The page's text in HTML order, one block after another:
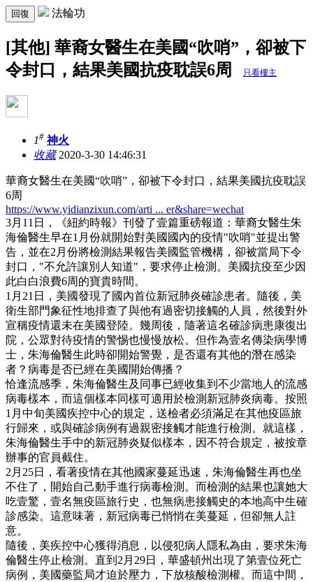
回復 法輪功
[其他] 華裔女醫生在美國“吹哨”，卻被下
令封口，結果美國抗疫耽誤6周
只看樓主
1# 神火
收藏2020-3-30 14:46:31
華裔女醫生在美國“吹哨”，卻被下令封口，結果美國抗疫耽誤
6周
https://www.yidianzixun.com/arti ... er&share=wechat
3月11日，《紐約時報》刊發了壹篇重磅報道：華裔女醫生朱
海倫醫生早在1月份就開始對美國國內的疫情"吹哨"並提出警
告，並在2月份將檢測結果報告美國監管機構，卻被當局下令
封口，"不允許讓別人知道"，要求停止檢測。美國抗疫至少因
此白白浪費6周的寶貴時間。
1月21日，美國發現了國內首位新冠肺炎確診患者。隨後，美
衛生部門象征性地排查了與他有過密切接觸的人員，然後對外
宣稱疫情還未在美國登陸。幾周後，隨著這名確診病患康復出
院，公眾對待疫情的警惕也慢慢放松。但作為壹名傳染病學博
士，朱海倫醫生此時卻開始警覺，是否還有其他的潛在感染
者？病毒是否已經在美國開始傳播？
恰逢流感季，朱海倫醫生及同事已經收集到不少當地人的流感
病毒樣本，而這個樣本同樣可適用於檢測新冠肺炎病毒。按照
1月中旬美國疾控中心的規定，送檢者必須滿足在其他疫區旅
行歸來，或與確診病例有過親密接觸才能進行檢測。就這樣，
朱海倫醫生手中的新冠肺炎疑似樣本，因不符合規定，被按章
辦事的官員截住。
2月25日，看著疫情在其他國家蔓延迅速，朱海倫醫生再也坐
不住了，開始自己動手進行病毒檢測。而檢測的結果也讓她大
吃壹驚，壹名無疫區旅行史，也無病患接觸史的本地高中生確
診感染。這意味著，新冠病毒已悄悄在美蔓延，但卻無人註
意。
隨後，美疾控中心獲得消息，以侵犯病人隱私為由，要求朱海
倫醫生停止檢測。直到2月29日，華盛頓州出現了第壹位死亡
病例，美國藥監局才迫於壓力，下放核酸檢測權。而這中間，